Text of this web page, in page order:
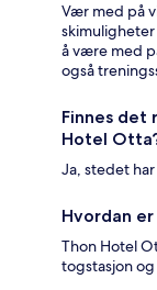
Vær med på
å være med
også
Finnes det
Hotel
Ja, stedet
Hvordan
Thon Hotel
togstasjon